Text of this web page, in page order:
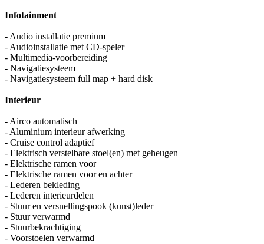
Infotainment
- Audio installatie premium
- Audioinstallatie met CD-speler
- Multimedia-voorbereiding
- Navigatiesysteem
- Navigatiesysteem full map + hard disk
Interieur
- Airco automatisch
- Aluminium interieur afwerking
- Cruise control adaptief
- Elektrisch verstelbare stoel(en) met geheugen
- Elektrische ramen voor
- Elektrische ramen voor en achter
- Lederen bekleding
- Lederen interieurdelen
- Stuur en versnellingspook (kunst)leder
- Stuur verwarmd
- Stuurbekrachtiging
- Voorstoelen verwarmd